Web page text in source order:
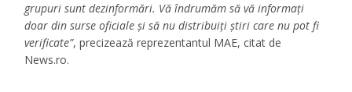
grupuri sunt dezinformări. Vă îndrumăm să vă informaţi
doar din surse oficiale şi să nu distribuiţi ştiri care nu pot fi
verificate”, precizează reprezentantul MAE, citat de
News.ro.